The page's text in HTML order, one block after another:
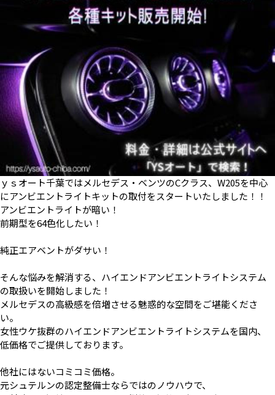
ｙｓオート千葉ではメルセデス・ベンツのCクラス、W205を中心
にアンビエントライトキットの取付をスタートいたしました！！
アンビエントライトが暗い！
前期型を64色化したい！
純正エアベントがダサい！
そんな悩みを解消する、ハイエンドアンビエントライトシステム
の取扱いを開始しました！
メルセデスの高級感を倍増させる魅惑的な空間をご堪能くださ
い。
女性ウケ抜群のハイエンドアンビエントライトシステムを国内、
低価格でご提供しております。
他社にはないコミコミ価格。
元シュテルンの認定整備士ならではのノウハウで、